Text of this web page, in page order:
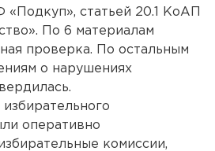
статьей 20.1 КоАП
По 6 материалам
проверка. По остальным
о нарушениях
оперативно
комиссии,